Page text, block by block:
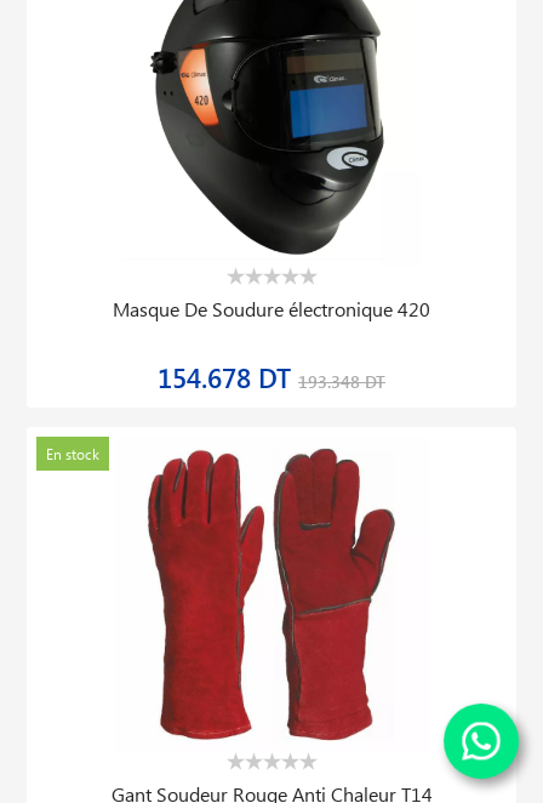
Masque De Soudure électronique 420
154.678 DT 193.348 DT
En stock
Gant Soudeur Rouge Anti Chaleur T14